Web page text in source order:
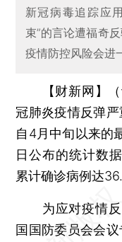
新冠病毒追踪应
束”的言论遭福奇
疫情防控风险会进
【财新网】
冠肺炎疫情反弹
自4月中旬以来的
日公布的统计数
累计确诊病例达
为应对疫情反
国国防委员会会